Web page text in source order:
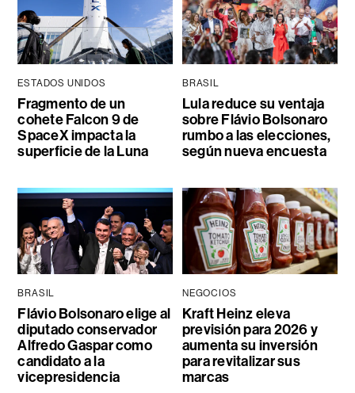
ESTADOS UNIDOS
Fragmento de un
cohete Falcon 9 de
SpaceX impacta la
superficie de la Luna
BRASIL
Lula reduce su ventaja
sobre Flávio Bolsonaro
rumbo a las elecciones,
según nueva encuesta
BRASIL
Flávio Bolsonaro elige al
diputado conservador
Alfredo Gaspar como
candidato a la
vicepresidencia
NEGOCIOS
Kraft Heinz eleva
previsión para 2026 y
aumenta su inversión
para revitalizar sus
marcas